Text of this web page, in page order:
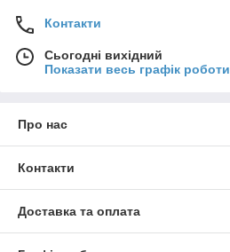
Контакти
Сьогодні вихідний
Показати весь графік роботи
Про нас
Контакти
Доставка та оплата